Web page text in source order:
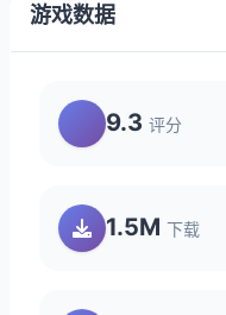
游戏数据
9.3 评分
1.5M 下载